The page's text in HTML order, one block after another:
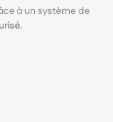
à un système de
.